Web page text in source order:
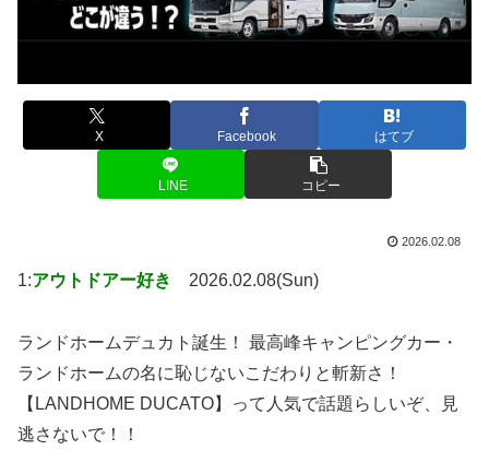
X Facebook はてブ
LINE コピー
2026.02.08
1:アウトドアー好き 2026.02.08(Sun)
ランドホームデュカト誕生！ 最高峰キャンピングカー・
ランドホームの名に恥じないこだわりと斬新さ！
【LANDHOME DUCATO】って人気で話題らしいぞ、見
逃さないで！！